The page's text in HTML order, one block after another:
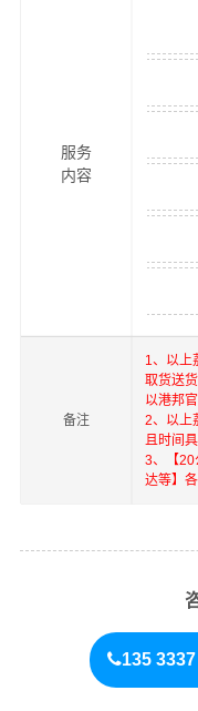
服务
内容
备注
1、以上
取货送
以港邦
2、以上
且时间
3、【20
达等】
135